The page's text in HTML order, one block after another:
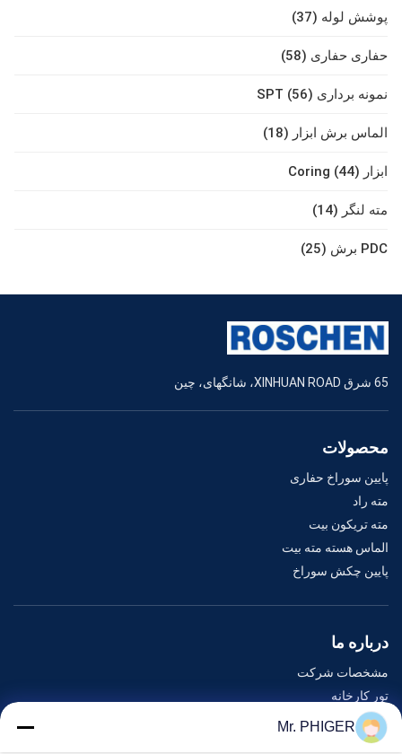
پوشش لوله (37)
حفاری حفاری (58)
نمونه برداری SPT (56)
الماس برش ابزار (18)
ابزار Coring (44)
مته لنگر (14)
PDC برش (25)
65 شرق XINHUAN ROAD، شانگهای، چین
محصولات
پایین سوراخ حفاری
مته راد
مته تریکون بیت
الماس هسته مته بیت
پایین چکش سوراخ
درباره ما
مشخصات شرکت
تور کارخانه
کنترل کیفیت
نقشه سایت
Mr. PHIGER